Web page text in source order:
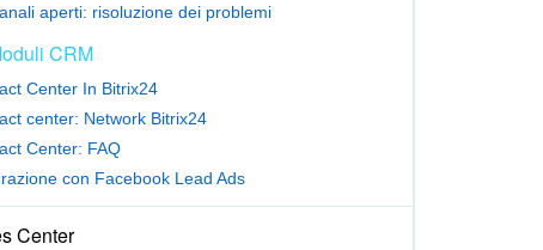
aperti: risoluzione dei problemi
CRM
Center In Bitrix24
center: Network Bitrix24
Center: FAQ
con Facebook Lead Ads
Center